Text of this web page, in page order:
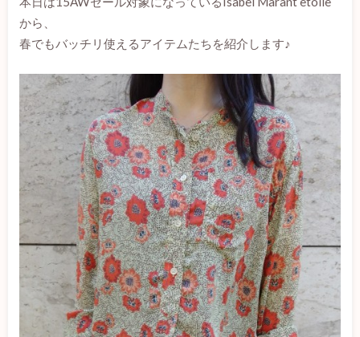
から、
春でもバッチリ使えるアイテムたちを紹介します♪